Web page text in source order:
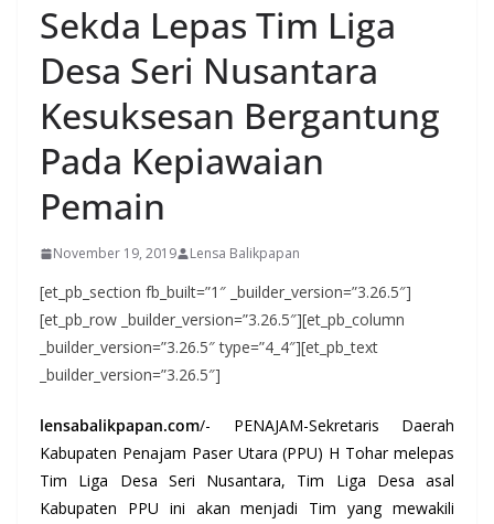
Sekda Lepas Tim Liga
Desa Seri Nusantara
Kesuksesan Bergantung
Pada Kepiawaian
Pemain
November 19, 2019 Lensa Balikpapan
[et_pb_section fb_built=”1″ _builder_version=”3.26.5″]
[et_pb_row _builder_version=”3.26.5″][et_pb_column
_builder_version=”3.26.5″ type=”4_4″][et_pb_text
_builder_version=”3.26.5″]
lensabalikpapan.com/- PENAJAM-Sekretaris Daerah
Kabupaten Penajam Paser Utara (PPU) H Tohar melepas
Tim Liga Desa Seri Nusantara, Tim Liga Desa asal
Kabupaten PPU ini akan menjadi Tim yang mewakili